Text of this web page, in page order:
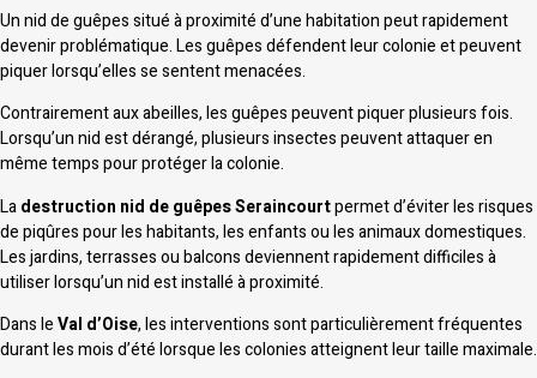
Un nid de guêpes situé à proximité d’une habitation peut rapidement
devenir problématique. Les guêpes défendent leur colonie et peuvent
piquer lorsqu’elles se sentent menacées.
Contrairement aux abeilles, les guêpes peuvent piquer plusieurs fois.
Lorsqu’un nid est dérangé, plusieurs insectes peuvent attaquer en
même temps pour protéger la colonie.
Ladestruction nid de guêpes Seraincourtpermet d’éviter les risques
de piqûres pour les habitants, les enfants ou les animaux domestiques.
Les jardins, terrasses ou balcons deviennent rapidement difficiles à
utiliser lorsqu’un nid est installé à proximité.
Dans leVal d’Oise, les interventions sont particulièrement fréquentes
durant les mois d’été lorsque les colonies atteignent leur taille maximale.